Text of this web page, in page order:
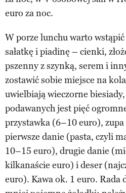
euro za noc.
W porze lunchu warto
sałatkę i piadinę – cienki,
pszenny z szynką, serem i
zostawić sobie miejsce na
uwielbiają wieczorne
podawanych jest pięć
przystawka (6–10 euro),
pierwsze danie (pasta, czyli
10–15 euro), drugie danie
kilkanaście euro) i deser
euro). Kawa ok. 1 euro. Rada